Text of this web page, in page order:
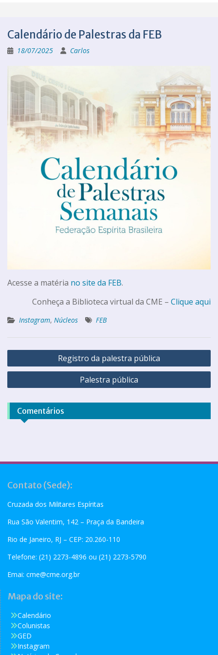
Calendário de Palestras da FEB
18/07/2025 Carlos
Acesse a matéria no site da FEB.
Conheça a Biblioteca virtual da CME – Clique aqui
Instagram, Núcleos FEB
Registro da palestra pública
Palestra pública
Comentários
Contato (Sede):
Cruzada dos Militares Espíritas
Rua São Valentim, 142 – Praça da Bandeira
Rio de Janeiro, RJ – CEP: 20.260-110
Telefone: (21) 2273-4896 ou (21) 2273-5790
Emai: cme@cme.org.br
Mapa do site:
Calendário
Colunistas
GED
Instagram